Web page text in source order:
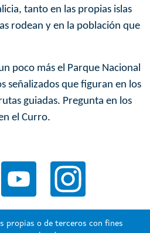
propias o de terceros con fines
tanto en las propias islas
rodean y en la población que
poco más el Parque Nacional
señalizados que figuran en los
guiadas. Pregunta en los
el Curro.